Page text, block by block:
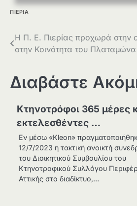
ΠΙΕΡΙΑ
Πλοήγηση
άρθρων
Η Π. Ε. Πιερίας προχωρά στην
στην Κοινότητα του Πλαταμώνα
Διαβάστε
Κτηνοτρόφοι 365 μέρες
εκτελεσθέντες …
Εν μέσω «Kleon»
12/7/2023 η τακτική ανοικτή
του Διοικητικού Συμβουλίου του
Κτηνοτροφικού Συλλόγου
Αττικής στο διαδίκτυο,…